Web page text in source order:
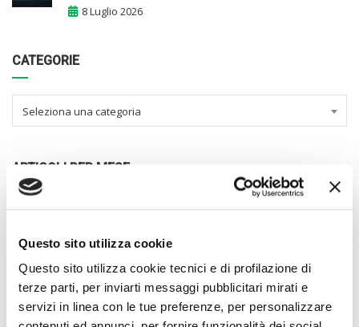
Questo sito utilizza cookie
Questo sito utilizza cookie tecnici e di profilazione di
terze parti, per inviarti messaggi pubblicitari mirati e
servizi in linea con le tue preferenze, per personalizzare
8 Luglio 2026
CATEGORIE
Seleziona una categoria
ARTICOLI PER MESE
TAG
3 Cilindri Acquistare Auto
Alimentazioneauto